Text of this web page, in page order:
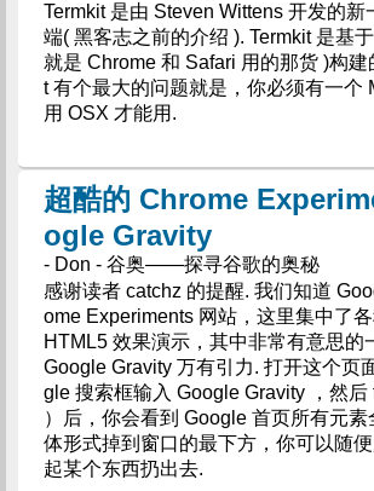
Termkit 是由 Steven Wittens 开发的新
端( 黑客志之前的介绍 ). Termkit 是基
就是 Chrome 和 Safari 用的那货 )构建
t 有个最大的问题就是，你必须有一个
用 OSX 才能用.
超酷的 Chrome
ogle Gravity
- Don - 谷奥——探寻谷歌的奥秘
感谢读者 catchz 的提醒. 我们知道
ome Experiments 网站，这里集中了
HTML5 效果演示，其中非常有意思的
Google Gravity 万有引力. 打开这个页
gle 搜索框输入 Google Gravity ，然
）后，你会看到 Google 首页所有元素
体形式掉到窗口的最下方，你可以随
起某个东西扔出去.